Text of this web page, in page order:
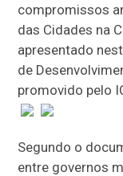
compromissos
das Cidades na
apresentado
de
promovido pelo
Segundo o
entre governos